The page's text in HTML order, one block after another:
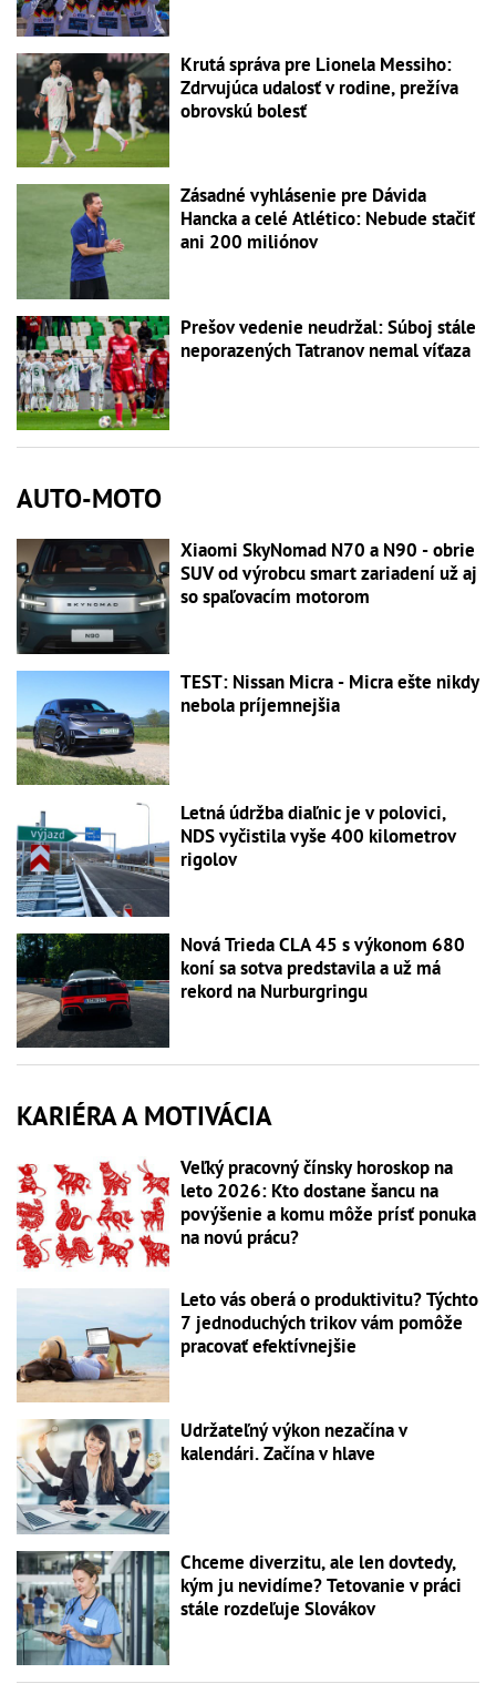
Krutá správa pre Lionela Messiho:
Zdrvujúca udalosť v rodine, prežíva
obrovskú bolesť
Zásadné vyhlásenie pre Dávida
Hancka a celé Atlético: Nebude stačiť
ani 200 miliónov
Prešov vedenie neudržal: Súboj stále
neporazených Tatranov nemal víťaza
AUTO-MOTO
Xiaomi SkyNomad N70 a N90 - obrie
SUV od výrobcu smart zariadení už aj
so spaľovacím motorom
TEST: Nissan Micra - Micra ešte nikdy
nebola príjemnejšia
Letná údržba diaľnic je v polovici,
NDS vyčistila vyše 400 kilometrov
rigolov
Nová Trieda CLA 45 s výkonom 680
koní sa sotva predstavila a už má
rekord na Nurburgringu
KARIÉRA A MOTIVÁCIA
Veľký pracovný čínsky horoskop na
leto 2026: Kto dostane šancu na
povýšenie a komu môže prísť ponuka
na novú prácu?
Leto vás oberá o produktivitu? Týchto
7 jednoduchých trikov vám pomôže
pracovať efektívnejšie
Udržateľný výkon nezačína v
kalendári. Začína v hlave
Chceme diverzitu, ale len dovtedy,
kým ju nevidíme? Tetovanie v práci
stále rozdeľuje Slovákov